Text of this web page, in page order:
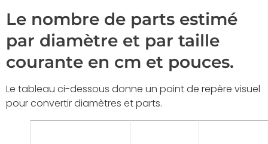
Le nombre de parts estimé
par diamètre et par taille
courante en cm et pouces.
Le tableau ci-dessous donne un point de repère visuel
pour convertir diamètres et parts.